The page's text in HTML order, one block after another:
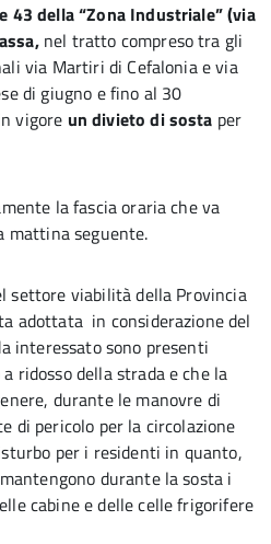
43 della “Zona Industriale” (via
nel tratto compreso tra gli
via Martiri di Cefalonia e via
di giugno e fino al 30
vigore un divieto di sosta per
la fascia oraria che va
mattina seguente.
settore viabilità della Provincia
adottata in considerazione del
interessato sono presenti
ridosso della strada e che la
durante le manovre di
di pericolo per la circolazione
per i residenti in quanto,
durante la sosta i
cabine e delle celle frigorifere